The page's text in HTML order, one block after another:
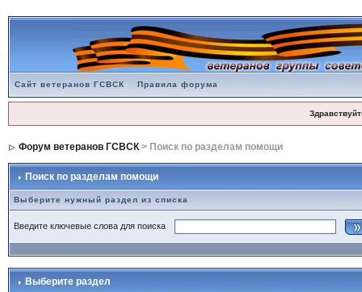
Сайт ветеранов ГСВСК Правила форума
Форум ветеранов ГСВСК> Поиск по разделам помощи
Поиск по разделам помощи
Выберите нужный раздел из списка
Введите ключевые слова для поиска
Выберите раздел